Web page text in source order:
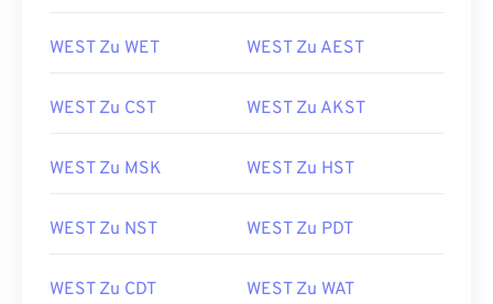
WEST Zu WET WEST Zu AEST
WEST Zu CST WEST Zu AKST
WEST Zu MSK WEST Zu HST
WEST Zu NST WEST Zu PDT
WEST Zu CDT WEST Zu WAT